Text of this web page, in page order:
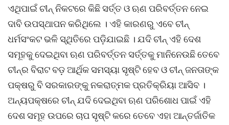
ଏଥିପାଇଁ ଚୀନ୍ ନିକଟରେ କିଛି ସର୍ତ୍ତ ଓ ଋଣ ପରିବର୍ତ୍ତନ ନେଇ
ଦାବି ଉପସ୍ଥାପନ କରିଥିଲେ । ଏହି କାରଣରୁ ଏବେ ଚୀନ୍
ଧର୍ମସଂକଟ ଭଳି ସ୍ଥିତିରେ ପଡ଼ିଯାଇଛି । ଯଦି ଚୀନ୍ ଏହି ଦେଶ
ସମୂହକୁ ଦେଇଥିବା ଋଣ ପରିବର୍ତ୍ତନ ସର୍ତ୍ତକୁ ମାନିନେଉଛି ତେବେ
ଚୀନ୍ର ବିରାଟ ବଡ଼ ଆର୍ଥିକ ସମସ୍ୟା ସୃଷ୍ଟି ହେବ ଓ ଚୀନ୍ ଜନତାଙ୍କ
ପକ୍ଷରୁ ବି ସରକାରଙ୍କୁ ନକରାତ୍ମକ ପ୍ରତିକ୍ରିୟା ଆସିବ ।
ଅନ୍ୟପକ୍ଷରେ ଚୀନ୍ ଯଦି ଦେଇଥିବା ଋଣ ପରିଶୋଧ ପାଇଁ ଏହି
ଦେଶ ସମୂହ ଉପରେ ଚାପ ସୃଷ୍ଟି କରେ ତେବେ ଏହା ଆନ୍ତର୍ଜାତିକ